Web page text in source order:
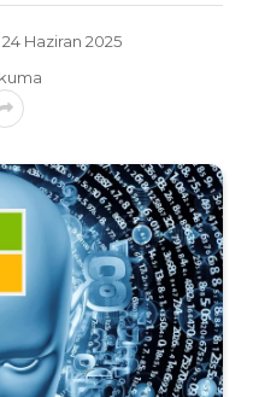
24 Haziran 2025